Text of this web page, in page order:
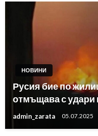
НОВИНИ
Русия бие по
отмъщава с удари
admin_zarata 05.07.2025